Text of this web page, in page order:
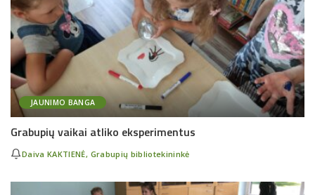
JAUNIMO BANGA
Grabupių vaikai atliko eksperimentus
Daiva KAKTIENĖ, Grabupių bibliotekininkė